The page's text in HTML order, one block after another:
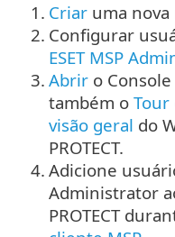
1. Criar uma nova
2. Configurar
ESET MSP
3. Abrir o Console
também o Tour
visão geral do
PROTECT.
4. Adicione
Administrator
PROTECT